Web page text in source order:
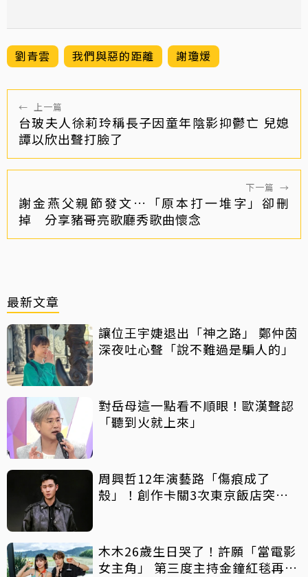
劉青雲 我們與惡的距離 謝瓊煖
← 上一篇
台玻夫人徐莉玲稱長子因童年陰影抑鬱亡 兒媳
譚以欣出聲打臉了
下一篇 →
謝金燕父親節發文…「原本打一堆字」卻刪
掉 分享豬哥亮歌廳秀歌曲懷念
最新文章
讓位王宇婕退出「神之路」 鄭仲茵
深夜吐心聲「說不難過是騙人的」
對岳母這一點看不順眼！歐漢聲認
「聽到火就上來」
周興哲12年演藝路「傷痕成了
殼」！創作卡關3次東京飯店突找
木木26歲生日哭了！許願「當電影
女主角」 第三度主持金鐘紅毯再喊